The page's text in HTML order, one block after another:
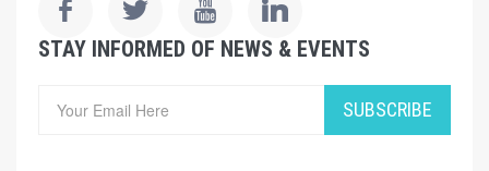
STAY INFORMED OF NEWS & EVENTS
SUBSCRIBE